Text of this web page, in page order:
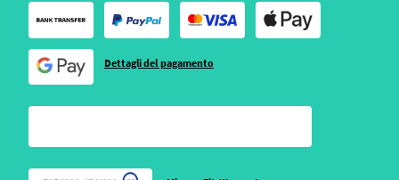
Dettagli del pagamento